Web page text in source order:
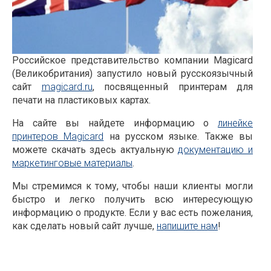
Дополнительные опции
Ламинирование
Обновление до двусторонней модели
Встроенные кодировщики карт
ОБЪЕКТЫ
ПОДДЕРЖКА
Маркетинговые материалы
Видеоматериалы
О КОМПАНИИ
Российское представительство компании Magicard
(Великобритания) запустило новый русскоязычный
сайт magicard.ru, посвященный принтерам для
печати на пластиковых картах.
На сайте вы найдете информацию о линейке
принтеров Magicard на русском языке. Также вы
можете скачать здесь актуальнуюдокументацию и
маркетинговые материалы.
Мы стремимся к тому, чтобы наши клиенты могли
быстро и легко получить всю интересующую
информацию о продукте. Если у вас есть пожелания,
как сделать новый сайт лучше, напишите нам!